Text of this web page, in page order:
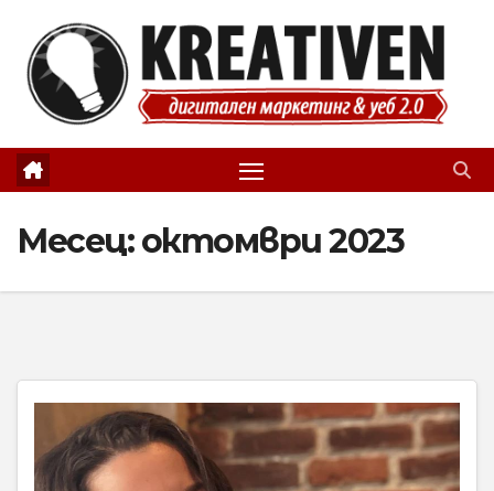
content
Месец:октомври 2023